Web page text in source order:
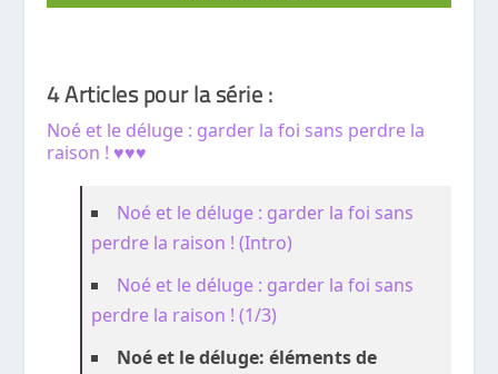
4 Articles pour la série :
Noé et le déluge : garder la foi sans perdre la
raison ! ♥♥♥
Noé et le déluge : garder la foi sans
perdre la raison ! (Intro)
Noé et le déluge : garder la foi sans
perdre la raison ! (1/3)
Noé et le déluge: éléments de